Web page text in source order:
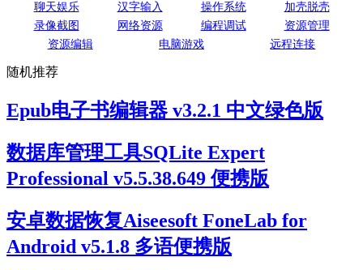
聊天娱乐
汉字输入 操作系统
加壳脱壳
录像截图
网络资源 编程调试
资源管理
资源编辑
电脑游戏 远程连接
随机推荐
Epub电子书编辑器 v3.2.1 中文绿色版
数据库管理工具SQLite Expert
Professional v5.5.38.649 便携版
安卓数据恢复Aiseesoft FoneLab for
Android v5.1.8 多语便携版